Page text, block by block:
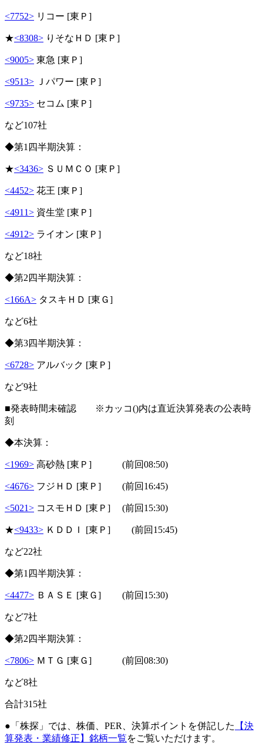
<7752> リコー [東Ｐ]
★<8308> りそなＨＤ [東Ｐ]
<9005> 東急 [東Ｐ]
<9513> Ｊパワー [東Ｐ]
<9735> セコム [東Ｐ]
など107社
◆第1四半期決算：
★<3436> ＳＵＭＣＯ [東Ｐ]
<4452> 花王 [東Ｐ]
<4911> 資生堂 [東Ｐ]
<4912> ライオン [東Ｐ]
など18社
◆第2四半期決算：
<166A> タスキＨＤ [東Ｇ]
など6社
◆第3四半期決算：
<6728> アルバック [東Ｐ]
など9社
■発表時間未確認 ※カッコ()内は直近決算発表の公表時
刻
◆本決算：
<1969> 高砂熱 [東Ｐ] (前回08:50)
<4676> フジＨＤ [東Ｐ] (前回16:45)
<5021> コスモＨＤ [東Ｐ] (前回15:30)
★<9433> ＫＤＤＩ [東Ｐ] (前回15:45)
など22社
◆第1四半期決算：
<4477> ＢＡＳＥ [東Ｇ] (前回15:30)
など7社
◆第2四半期決算：
<7806> ＭＴＧ [東Ｇ] (前回08:30)
など8社
合計315社
●「株探」では、株価、PER、決算ポイントを併記した
【決
算発表・業績修正】銘柄一覧をご覧いただけます。